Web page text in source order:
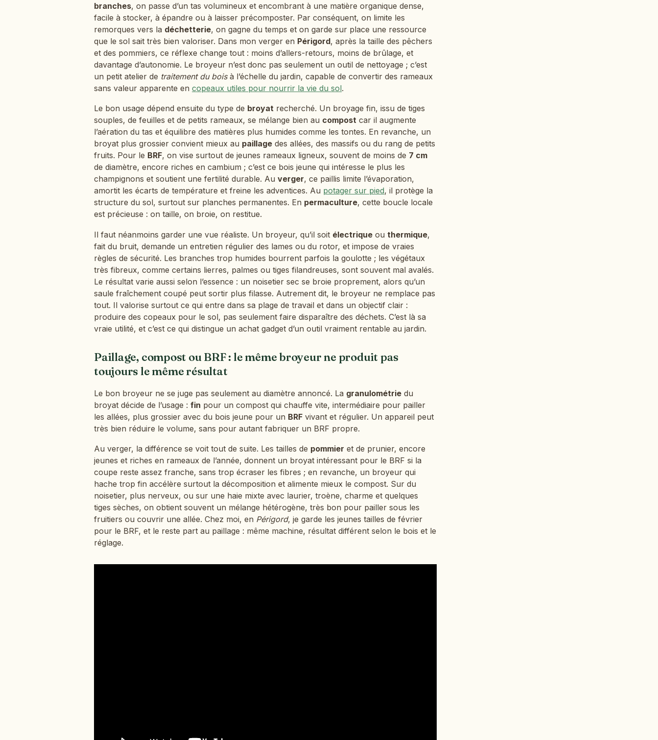
branches, on passe d’un tas volumineux et encombrant à une matière organique dense,
facile à stocker, à épandre ou à laisser précomposter. Par conséquent, on limite les
remorques vers la déchetterie, on gagne du temps et on garde sur place une ressource
que le sol sait très bien valoriser. Dans mon verger en Périgord, après la taille des pêchers
et des pommiers, ce réflexe change tout : moins d’allers-retours, moins de brûlage, et
davantage d’autonomie. Le broyeur n’est donc pas seulement un outil de nettoyage ; c’est
un petit atelier de traitement du boisà l’échelle du jardin, capable de convertir des rameaux
sans valeur apparente en copeaux utiles pour nourrir la vie du sol.
Le bon usage dépend ensuite du type de broyat recherché. Un broyage fin, issu de tiges
souples, de feuilles et de petits rameaux, se mélange bien au compost car il augmente
l’aération du tas et équilibre des matières plus humides comme les tontes. En revanche, un
broyat plus grossier convient mieux au paillage des allées, des massifs ou du rang de petits
fruits. Pour le BRF, on vise surtout de jeunes rameaux ligneux, souvent de moins de 7 cm
de diamètre, encore riches en cambium ; c’est ce bois jeune qui intéresse le plus les
champignons et soutient une fertilité durable. Au verger, ce paillis limite l’évaporation,
amortit les écarts de température et freine les adventices. Au potager sur pied, il protège la
structure du sol, surtout sur planches permanentes. En permaculture, cette boucle locale
est précieuse : on taille, on broie, on restitue.
Il faut néanmoins garder une vue réaliste. Un broyeur, qu’il soit électrique ou thermique,
fait du bruit, demande un entretien régulier des lames ou du rotor, et impose de vraies
règles de sécurité. Les branches trop humides bourrent parfois la goulotte ; les végétaux
très fibreux, comme certains lierres, palmes ou tiges filandreuses, sont souvent mal avalés.
Le résultat varie aussi selon l’essence : un noisetier sec se broie proprement, alors qu’un
saule fraîchement coupé peut sortir plus filasse. Autrement dit, le broyeur ne remplace pas
tout. Il valorise surtout ce qui entre dans sa plage de travail et dans un objectif clair :
produire des copeaux pour le sol, pas seulement faire disparaître des déchets. C’est là sa
vraie utilité, et c’est ce qui distingue un achat gadget d’un outil vraiment rentable au jardin.
Paillage, compost ou BRF : le même broyeur ne produit pas
toujours le même résultat
Le bon broyeur ne se juge pas seulement au diamètre annoncé. La granulométrie du
broyat décide de l’usage : fin pour un compost qui chauffe vite, intermédiaire pour pailler
les allées, plus grossier avec du bois jeune pour un BRF vivant et régulier. Un appareil peut
très bien réduire le volume, sans pour autant fabriquer un BRF propre.
Au verger, la différence se voit tout de suite. Les tailles de pommier et de prunier, encore
jeunes et riches en rameaux de l’année, donnent un broyat intéressant pour le BRF si la
coupe reste assez franche, sans trop écraser les fibres ; en revanche, un broyeur qui
hache trop fin accélère surtout la décomposition et alimente mieux le compost. Sur du
noisetier, plus nerveux, ou sur une haie mixte avec laurier, troène, charme et quelques
tiges sèches, on obtient souvent un mélange hétérogène, très bon pour pailler sous les
fruitiers ou couvrir une allée. Chez moi, en Périgord, je garde les jeunes tailles de février
pour le BRF, et le reste part au paillage : même machine, résultat différent selon le bois et le
réglage.